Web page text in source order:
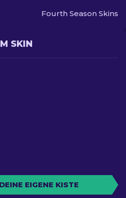
Fourth Season Skins
SKIN
EIGENE KISTE